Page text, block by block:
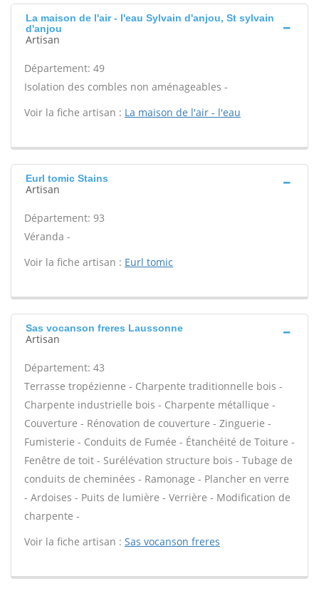
La maison de l'air - l'eau Sylvain d'anjou, St sylvain
d'anjou
Artisan
Département: 49
Isolation des combles non aménageables -
Voir la fiche artisan : La maison de l'air - l'eau
Eurl tomic Stains
Artisan
Département: 93
Véranda -
Voir la fiche artisan : Eurl tomic
Sas vocanson freres Laussonne
Artisan
Département: 43
Terrasse tropézienne - Charpente traditionnelle bois -
Charpente industrielle bois - Charpente métallique -
Couverture - Rénovation de couverture - Zinguerie -
Fumisterie - Conduits de Fumée - Étanchéité de Toiture -
Fenêtre de toit - Surélévation structure bois - Tubage de
conduits de cheminées - Ramonage - Plancher en verre
- Ardoises - Puits de lumière - Verrière - Modification de
charpente -
Voir la fiche artisan : Sas vocanson freres